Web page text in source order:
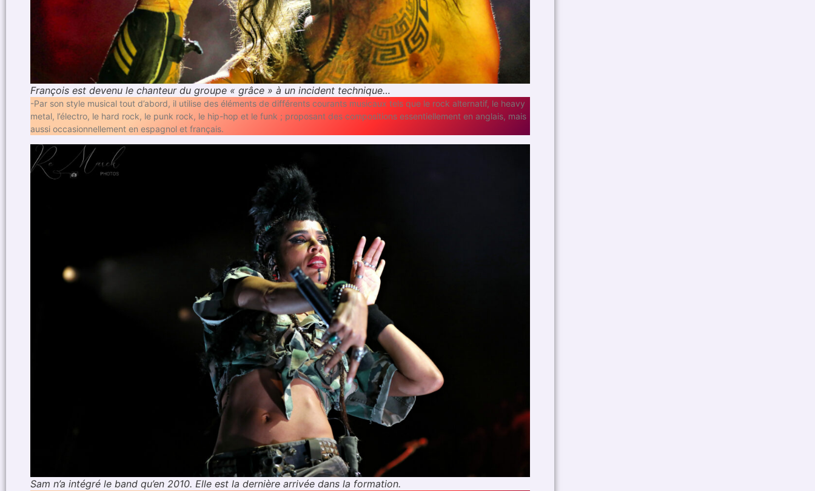
François est devenu le chanteur du groupe « grâce » à un incident technique…
-Par son style musical tout d’abord, il utilise des éléments de différents courants musicaux tels que le rock alternatif, le heavy
metal, l’électro, le hard rock, le punk rock, le hip-hop et le funk ; proposant des compositions essentiellement en anglais, mais
aussi occasionnellement en espagnol et français.
Sam n’a intégré le band qu’en 2010. Elle est la dernière arrivée dans la formation.